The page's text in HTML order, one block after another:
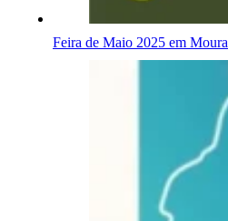
Feira de Maio 2025 em Moura